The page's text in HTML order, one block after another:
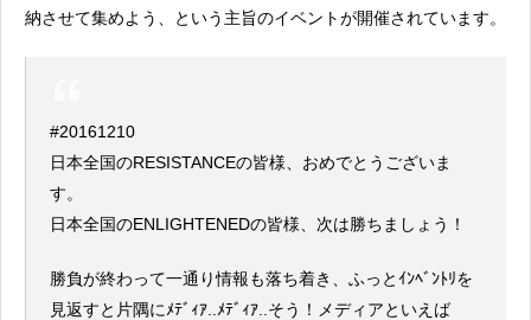
納させて集めよう、という主旨のイベントが開催されています。
#20161210
日本全国のRESISTANCEの皆様、おめでとうございま
す。
日本全国のENLIGHTENEDの皆様、次は勝ちましょう！
勝負が終わって一通り情報も落ち着き、ふっとｲﾝﾍﾞﾝﾄﾘを
見返すと片隅にﾒﾃﾞｨｱ..ﾒﾃﾞｨｱ..そう！メディアといえば